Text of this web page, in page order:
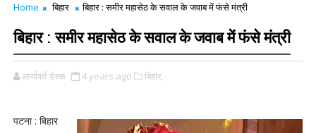
Home बिहार बिहार : समीर महासेठ के सवाल के जवाब में फंसे मंत्री
बिहार : समीर महासेठ के सवाल के जवाब में फंसे मंत्री
आर्यावर्त डेस्क 4 years ago बिहार,
पटना : बिहार